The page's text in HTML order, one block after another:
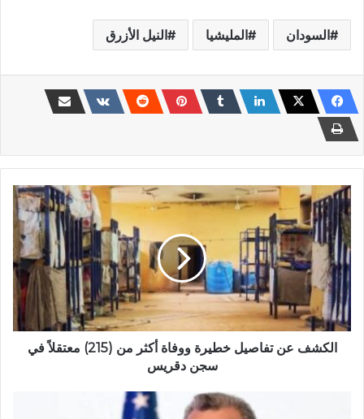
السودان المليشيا النيل الأزرق
الكشف
عن
تفاصيل
خطيرة
ووفاة
أكثر
من
(215)
معتقلاً
الكشف عن تفاصيل خطيرة ووفاة أكثر من (215) معتقلاً في
سجن دقريس